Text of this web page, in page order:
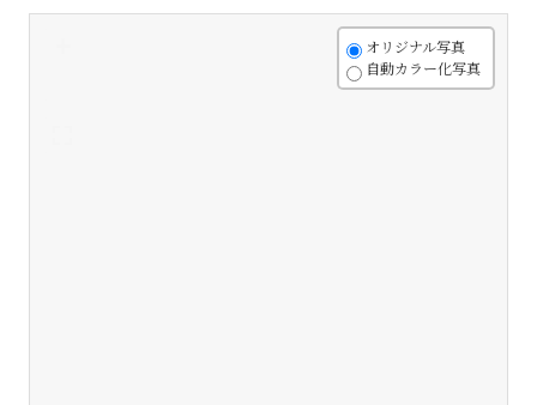
オリジナル写真
自動カラー化写真